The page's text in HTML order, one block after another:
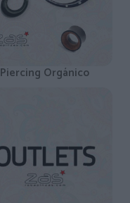
Piercing Orgánico